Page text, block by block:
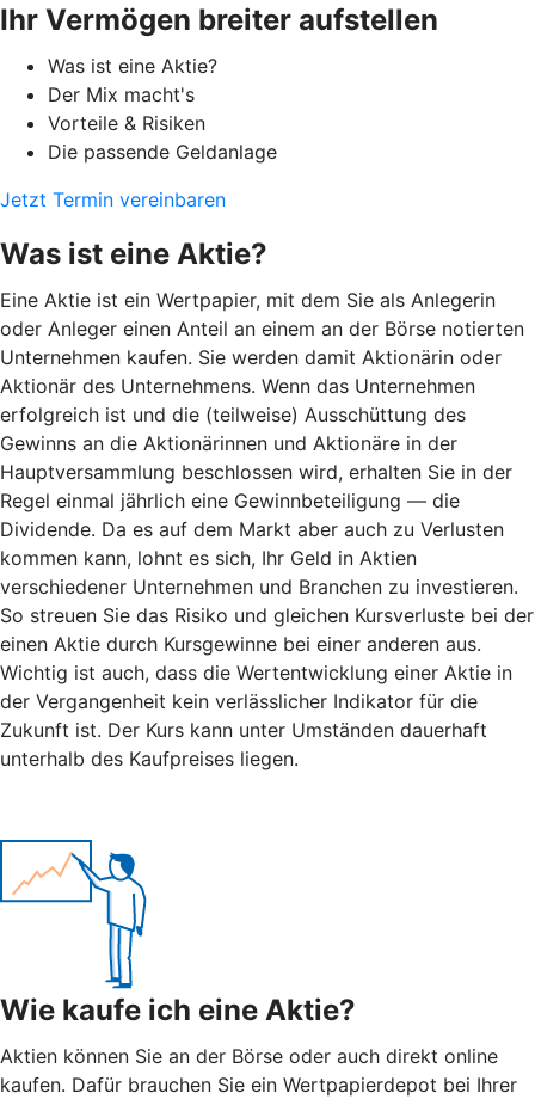
Ihr Vermögen breiter aufstellen
Was ist eine Aktie?
Der Mix macht's
Vorteile & Risiken
Die passende Geldanlage
Jetzt Termin vereinbaren
Was ist eine Aktie?
Eine Aktie ist ein Wertpapier, mit dem Sie als Anlegerin
oder Anleger einen Anteil an einem an der Börse notierten
Unternehmen kaufen. Sie werden damit Aktionärin oder
Aktionär des Unternehmens. Wenn das Unternehmen
erfolgreich ist und die (teilweise) Ausschüttung des
Gewinns an die Aktionärinnen und Aktionäre in der
Hauptversammlung beschlossen wird, erhalten Sie in der
Regel einmal jährlich eine Gewinnbeteiligung — die
Dividende. Da es auf dem Markt aber auch zu Verlusten
kommen kann, lohnt es sich, Ihr Geld in Aktien
verschiedener Unternehmen und Branchen zu investieren.
So streuen Sie das Risiko und gleichen Kursverluste bei der
einen Aktie durch Kursgewinne bei einer anderen aus.
Wichtig ist auch, dass die Wertentwicklung einer Aktie in
der Vergangenheit kein verlässlicher Indikator für die
Zukunft ist. Der Kurs kann unter Umständen dauerhaft
unterhalb des Kaufpreises liegen.
Wie kaufe ich eine Aktie?
Aktien können Sie an der Börse oder auch direkt online
kaufen. Dafür brauchen Sie ein Wertpapierdepot bei Ihrer